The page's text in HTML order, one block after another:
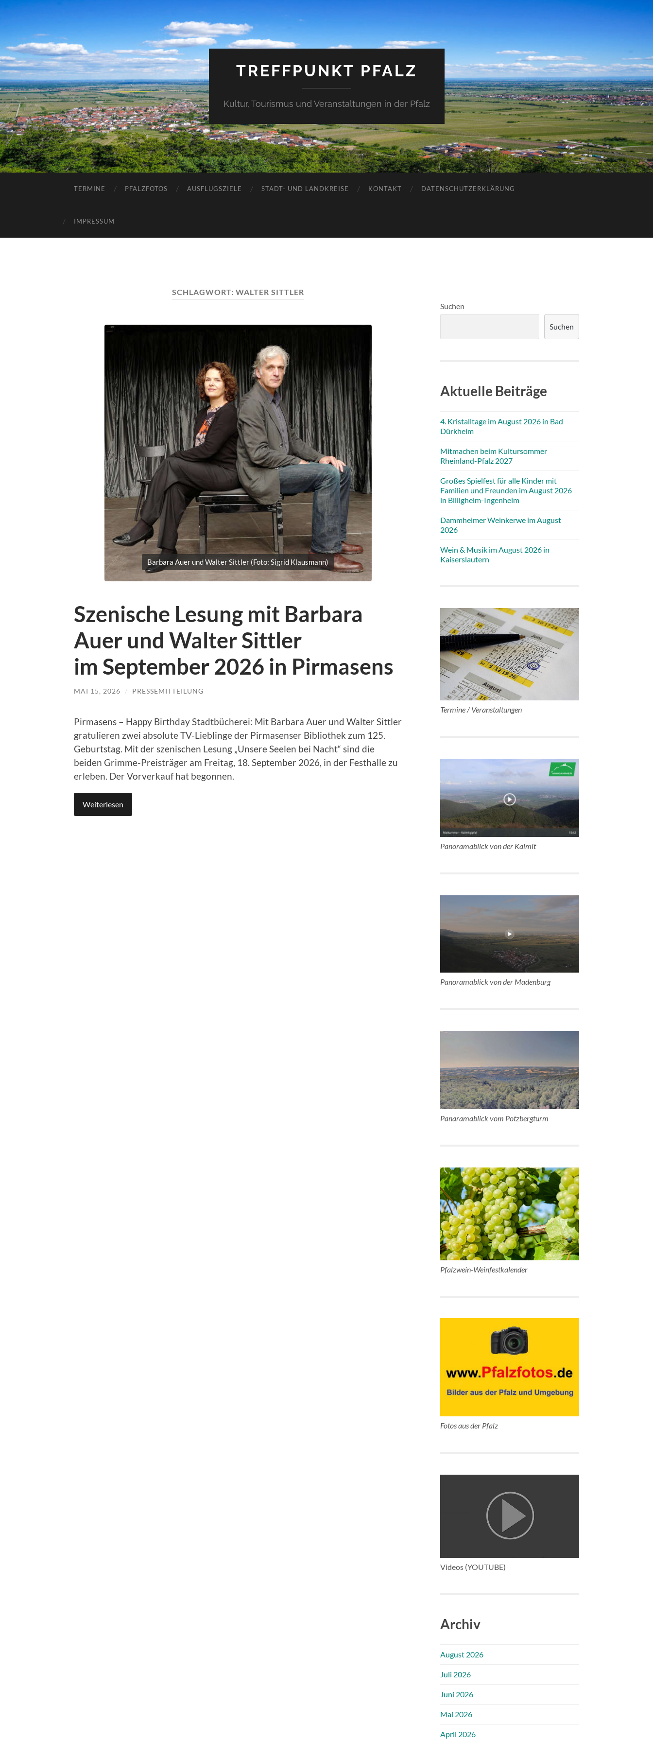
TREFFPUNKT PFALZ
Kultur, Tourismus und Veranstaltungen in der Pfalz
TERMINE PFALZFOTOS AUSFLUGSZIELE STADT- UND LANDKREISE KONTAKT DATENSCHUTZERKLÄRUNG
IMPRESSUM
SCHLAGWORT: WALTER SITTLER
Barbara Auer und Walter Sittler (Foto: Sigrid Klausmann)
Szenische Lesung mit Barbara
Auer und Walter Sittler
im September 2026 in Pirmasens
MAI 15, 2026 / PRESSEMITTEILUNG
Pirmasens – Happy Birthday Stadtbücherei: Mit Barbara Auer und Walter Sittler
gratulieren zwei absolute TV-Lieblinge der Pirmasenser Bibliothek zum 125.
Geburtstag. Mit der szenischen Lesung „Unsere Seelen bei Nacht“ sind die
beiden Grimme-Preisträger am Freitag, 18. September 2026, in der Festhalle zu
erleben. Der Vorverkauf hat begonnen.
Weiterlesen
Suchen
Suchen
Aktuelle Beiträge
4. Kristalltage im August 2026 in Bad
Dürkheim
Mitmachen beim Kultursommer
Rheinland-Pfalz 2027
Großes Spielfest für alle Kinder mit
Familien und Freunden im August 2026
in Billigheim-Ingenheim
Dammheimer Weinkerwe im August
2026
Wein & Musik im August 2026 in
Kaiserslautern
Termine / Veranstaltungen
Panoramablick von der Kalmit
Panoramablick von der Madenburg
Panaramablick vom Potzbergturm
Pfalzwein-Weinfestkalender
Fotos aus der Pfalz
Videos (YOUTUBE)
Archiv
August 2026
Juli 2026
Juni 2026
Mai 2026
April 2026